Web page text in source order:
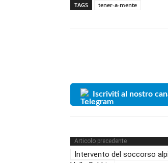
TAGS tener-a-mente
Iscriviti al nostro
Articolo precedente
Intervento del soccorso